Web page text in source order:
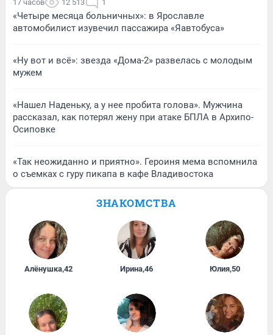
17 часов 12 513 1
«Четыре месяца больничных»: в Ярославле
автомобилист изувечил пассажира «Яавтобуса»
«Ну вот и всё»: звезда «Дома-2» развелась с молодым
мужем
«Нашел Наденьку, а у нее пробита голова». Мужчина
рассказал, как потерял жену при атаке БПЛА в Архипо-
Осиповке
«Так неожиданно и приятно». Героиня мема вспомнила
о съемках с гуру пикапа в кафе Владивостока
ЗНАКОМСТВА
Алёнушка,42 Ирина,46 Юлия,50